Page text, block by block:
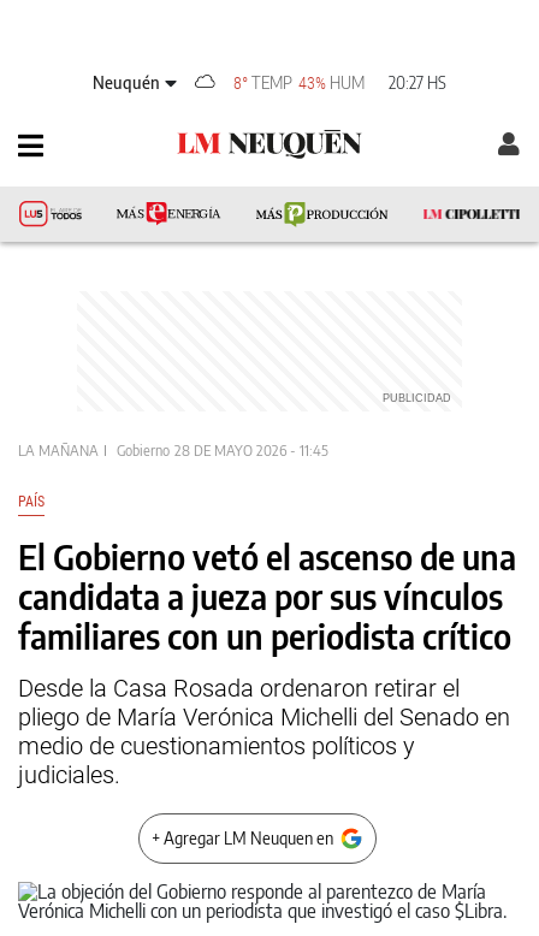
Neuquén 8° TEMP 43% HUM 20:27 HS
LA MAÑANA Gobierno 28 DE MAYO 2026 - 11:45
PAÍS
El Gobierno vetó el ascenso de una
candidata a jueza por sus vínculos
familiares con un periodista crítico
Desde la Casa Rosada ordenaron retirar el
pliego de María Verónica Michelli del Senado en
medio de cuestionamientos políticos y
judiciales.
+ Agregar LM Neuquen en